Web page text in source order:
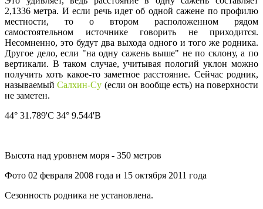
2,1336 метра. И если речь идет об одной сажене по профилю
местности, то о втором расположенном рядом
самостоятельном источнике говорить не приходится.
Несомненно, это будут два выхода одного и того же родника.
Другое дело, если "на одну сажень выше" не по склону, а по
вертикали. В таком случае, учитывая пологий уклон можно
получить хоть какое-то заметное расстояние. Сейчас родник,
называемыйСалхин-Су (если он вообще есть) на поверхности
не заметен.
44° 31.789'С 34° 9.544'В
Высота над уровнем моря - 350 метров
Фото 02 февраля 2008 года и 15 октября 2011 года
Сезонность родника не установлена.